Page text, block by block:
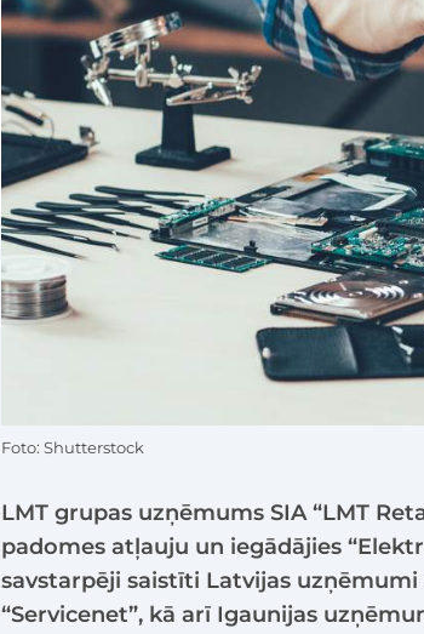
LMT grupas uzņēmums SIA “LMT
padomes atļauju un iegādājies
savstarpēji saistīti Latvijas uzņēmumi
“Servicenet”, kā arī Igaunijas
Foto: Shutterstock